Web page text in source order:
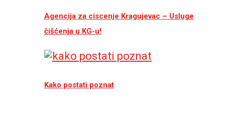
Agencija za ciscenje Kragujevac – Usluge
čišćenja u KG-u!
Kako postati poznat